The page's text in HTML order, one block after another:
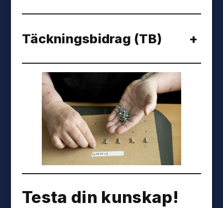
Täckningsbidrag (TB) +
Testa din kunskap!